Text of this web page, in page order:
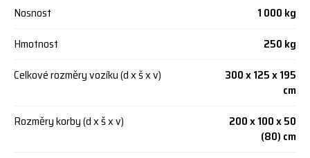
Nosnost
1 000 kg
Hmotnost
250 kg
Celkové rozměry vozíku (d x š x v)
300 x 125 x 195
cm
Rozměry korby (d x š x v)
200 x 100 x 50
(80) cm